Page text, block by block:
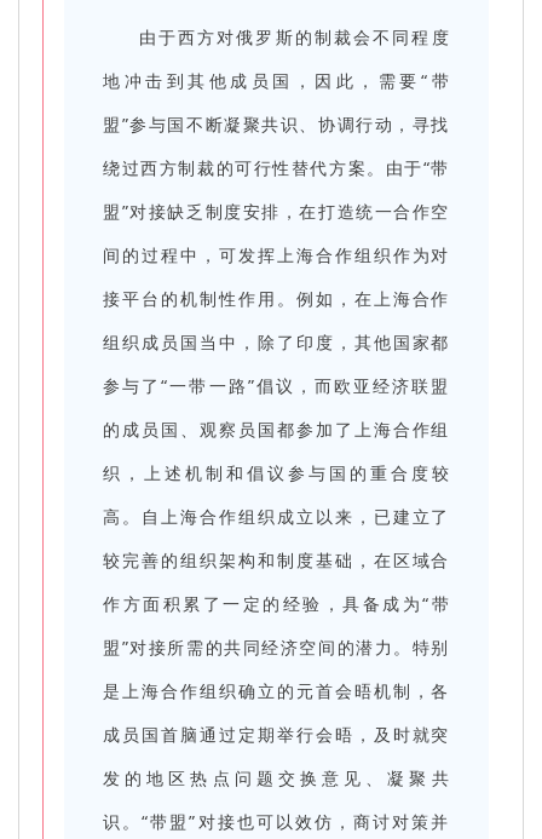
由于西方对俄罗斯的制裁会不同程度
地冲击到其他成员国，因此，需要“带
盟”参与国不断凝聚共识、协调行动，寻找
绕过西方制裁的可行性替代方案。由于“带
盟”对接缺乏制度安排，在打造统一合作空
间的过程中，可发挥上海合作组织作为对
接平台的机制性作用。例如，在上海合作
组织成员国当中，除了印度，其他国家都
参与了“一带一路”倡议，而欧亚经济联盟
的成员国、观察员国都参加了上海合作组
织，上述机制和倡议参与国的重合度较
高。自上海合作组织成立以来，已建立了
较完善的组织架构和制度基础，在区域合
作方面积累了一定的经验，具备成为“带
盟”对接所需的共同经济空间的潜力。特别
是上海合作组织确立的元首会晤机制，各
成员国首脑通过定期举行会晤，及时就突
发的地区热点问题交换意见、凝聚共
识。“带盟”对接也可以效仿，商讨对策并